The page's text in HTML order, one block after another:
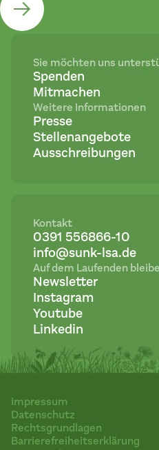
Sie möchten uns
Spenden
Mitmachen
Weitere Informationen
Presse
Stellenangebote
Ausschreibungen
Kontakt
0391 556866-10
info@sunk-lsa.de
Auf dem Laufenden
Newsletter
Instagram
Youtube
Linkedin
Impressum
Datenschutz
Rechtsgrundlagen
Barrierefreiheitserklärung